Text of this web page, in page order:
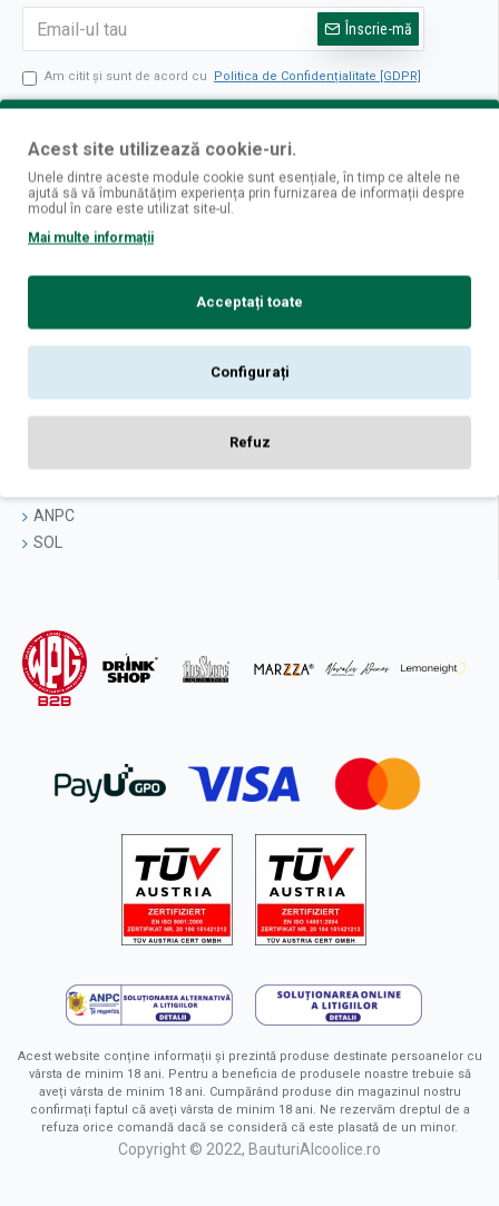
Înscrie-mă
Am citit şi sunt de acord cu Politica de Confidențialitate [GDPR]
Magazine fizice
Informatii livrare
Politica de confidentialitate
Termeni si conditii
Contul Meu
ANPC
SOL
Acest website conține informații și prezintă produse destinate persoanelor cu
vârsta de minim 18 ani. Pentru a beneficia de produsele noastre trebuie să
aveți vârsta de minim 18 ani. Cumpărând produse din magazinul nostru
confirmați faptul că aveți vârsta de minim 18 ani. Ne rezervăm dreptul de a
refuza orice comandă dacă se consideră că este plasată de un minor.
Copyright © 2022, BauturiAlcoolice.ro
Acest site utilizează cookie-uri.
Unele dintre aceste module cookie sunt esențiale, în timp ce altele ne
ajută să vă îmbunătățim experiența prin furnizarea de informații despre
modul în care este utilizat site-ul.
Mai multe informații
Acceptați toate
Configurați
Refuz